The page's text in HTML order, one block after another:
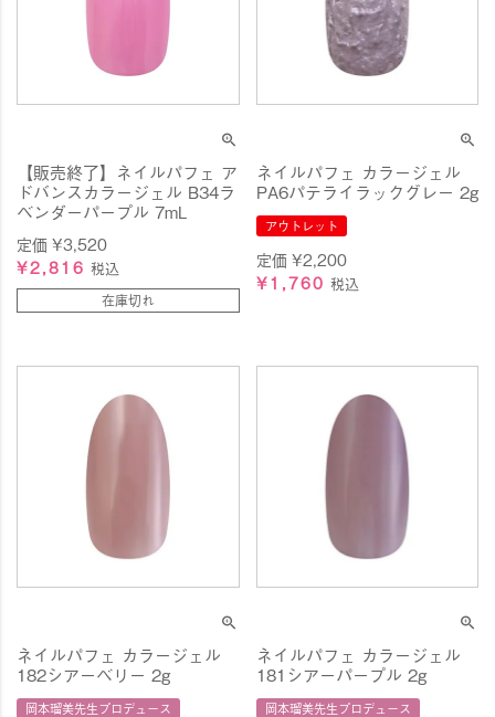
【販売終了】ネイルパフェ ア
ドバンスカラージェル B34ラ
ベンダーパープル 7mL
定価¥3,520
¥2,816 税込
在庫切れ
ネイルパフェ カラージェル
PA6パテライラックグレー 2g
アウトレット
定価 ¥2,200
¥1,760 税込
ネイルパフェ カラージェル
182シアーベリー 2g
岡本瑠美先生プロデュース
ネイルパフェ カラージェル
181シアーパープル 2g
岡本瑠美先生プロデュース